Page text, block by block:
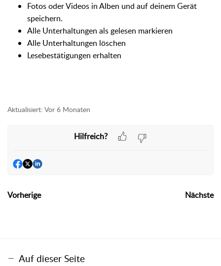
Fotos oder Videos in Alben und auf deinem Gerät
speichern.
Alle Unterhaltungen als gelesen markieren
Alle Unterhaltungen löschen
Lesebestätigungen erhalten
Aktualisiert: Vor 6 Monaten
Hilfreich?
Vorherige Nächste
Auf dieser Seite